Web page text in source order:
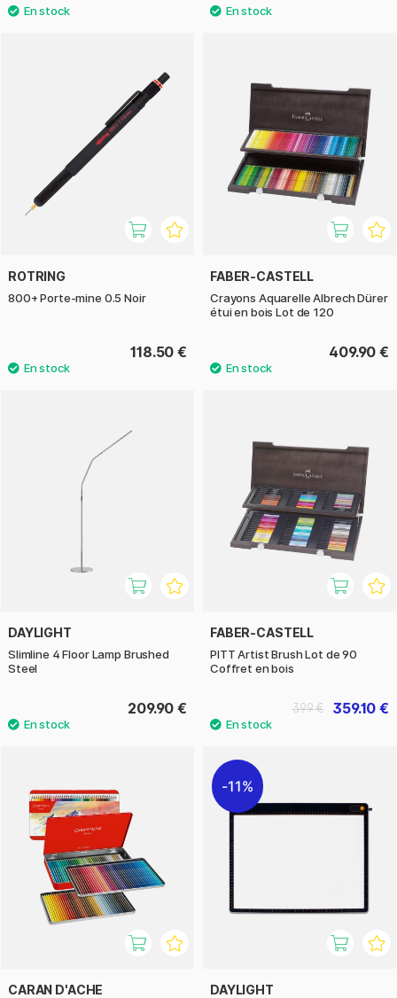
ROTRING
800+ Porte-mine 0.5 Noir
118.50 €
FABER-CASTELL
Crayons Aquarelle Albrech Dürer
étui en bois Lot de 120
409.90 €
DAYLIGHT
Slimline 4 Floor Lamp Brushed
Steel
209.90 €
FABER-CASTELL
PITT Artist Brush Lot de 90
Coffret en bois
359.10 €
399 €
CARAN D'ACHE
11%
DAYLIGHT